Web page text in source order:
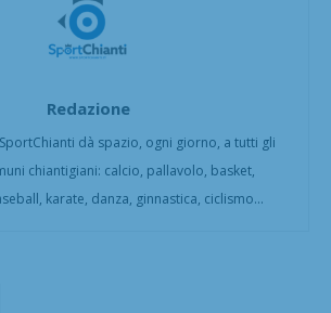
Redazione
dà spazio, ogni giorno, a tutti gli
chiantigiani: calcio, pallavolo, basket,
karate, danza, ginnastica, ciclismo...